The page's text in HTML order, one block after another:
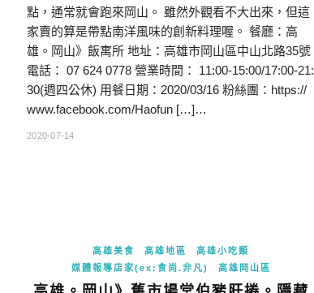
點，通常就會跑來岡山。 雖然外觀看不大出來，但這
家賣的算是帶點南洋風味的創新料理喔。 餐廳：高
雄。岡山》飯寓所 地址：高雄市岡山區中山北路35號
電話： 07 624 0778 營業時間： 11:00-15:00/17:00-21:
30(週四公休) 用餐日期：2020/03/16 粉絲團：https://
www.facebook.com/Haofun […]…
2020-07-14
高雄美食 高雄地區
高雄小吃類
媒體報導店家(ex:食尚.非凡)
高雄岡山區